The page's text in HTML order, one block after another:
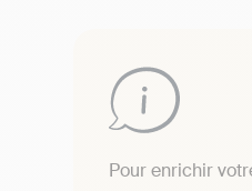
Pour enrichir